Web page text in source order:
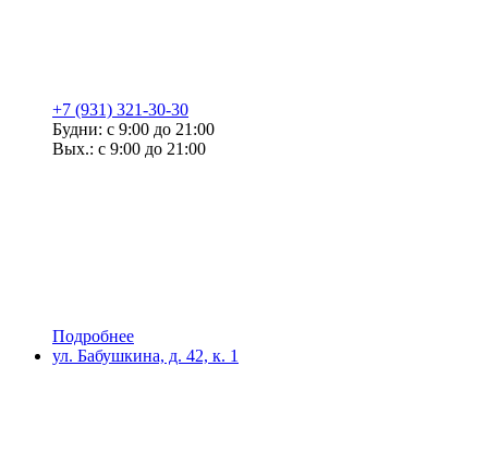
+7 (931) 321-30-30
Будни: с 9:00 до 21:00
Вых.: с 9:00 до 21:00
Подробнее
ул. Бабушкина, д. 42, к. 1